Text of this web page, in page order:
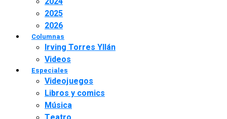
2025
2026
Columnas
Irving Torres Yllán
Videos
Especiales
Videojuegos
Libros y comics
Música